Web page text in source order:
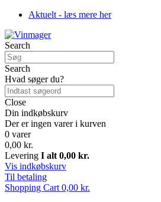
Aktuelt - læs mere her
Search
Search
Hvad søger du?
Close
Din indkøbskurv
Der er ingen varer i kurven
0 varer
0,00 kr.
Levering I alt 0,00 kr.
Vis indkøbskurv
Til betaling
Shopping Cart 0,00 kr.